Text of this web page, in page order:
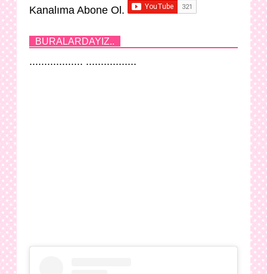
Kanalıma Abone Ol.
BURALARDAYIZ..
.................. .................